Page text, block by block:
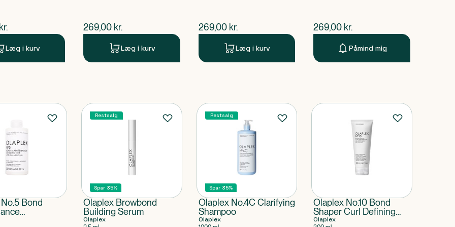
pris
kr.
Læg i kurv
$nuværende pris
269,00 kr.
Læg i kurv
$nuværende pris
269,00 kr.
Læg i kurv
$nuværende pris
269,00 kr.
Påmind mig
Bond
Restsalg
Spar 35%
Olaplex Browbond
Building Serum
Olaplex
Restsalg
Spar 35%
Olaplex No.4C Clarifying
Shampoo
Olaplex
Olaplex No.10 Bond
Shaper Curl Defining
Gel
Olaplex